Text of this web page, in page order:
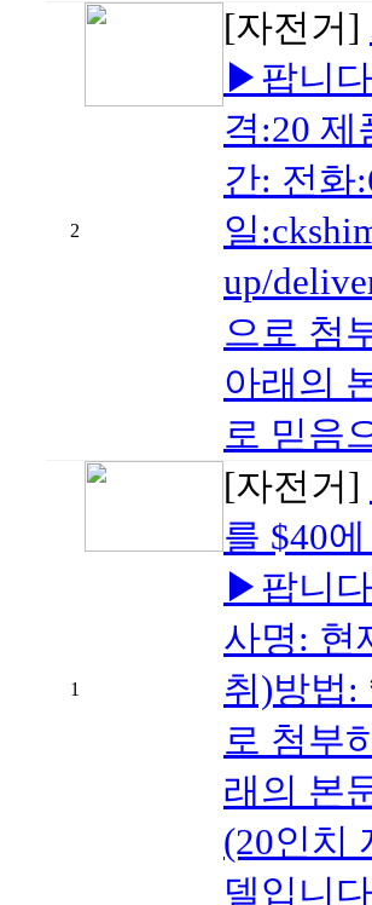
2
[자전거]
▶팝니
격:20 제
간: 전화
일
up/
으로 첨
아래의
로 믿음
1
[자전거]
를 $40
▶팝니
사명: 현
취)방법:
로 첨부
래의 본
(20인치
델입니